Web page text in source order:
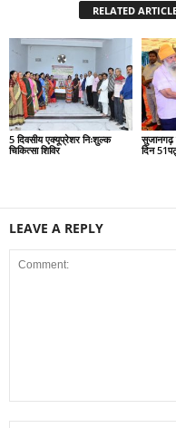
RELATED
5 दिवसीय एक्यूप्रेशर निःशुल्क
चिकित्सा शिविर
दिन
LEAVE A REPLY